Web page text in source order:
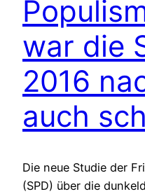
war die
2016
auch
Die neue Studie der
(SPD) über die